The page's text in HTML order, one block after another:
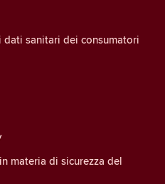
dati sanitari dei consumatori
materia di sicurezza del